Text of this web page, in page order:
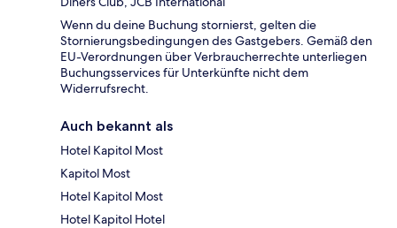
Wenn du deine Buchung stornierst, gelten die
Stornierungsbedingungen des Gastgebers. Gemäß den
EU-Verordnungen über Verbraucherrechte unterliegen
Buchungsservices für Unterkünfte nicht dem
Widerrufsrecht.
Auch bekannt als
Hotel Kapitol Most
Kapitol Most
Hotel Kapitol Most
Hotel Kapitol Hotel